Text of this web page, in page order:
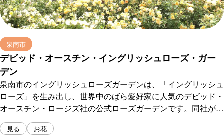
泉南市
デビッド・オースチン・イングリッシュローズ・ガー
デン
泉南市のイングリッシュローズガーデンは、「イングリッシュ
ローズ」を生み出し、世界中のばら愛好家に人気のデビッド・
オースチン・ロージズ社の公式ローズガーデンです。同社が直
接運営するガーデンは、本国・英国以外では泉南市にだけしか
存在しないことから、シーズンには遠方からの来園者で賑わい
見る お花